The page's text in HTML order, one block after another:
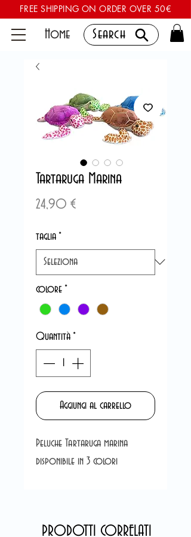
FREE SHIPPING ON ORDER OVER 50€
Home Search
Tartaruga Marina
24,90 €Prezzo
taglia *
colore *
Quantità *
Aggiungi al carrello
Peluche Tartaruga marina
disponibile in 3 colori
PRODOTTI CORRELATI